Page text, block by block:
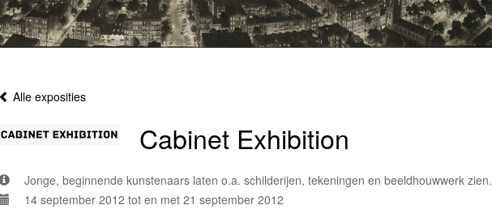
Alle exposities
Cabinet Exhibition
Jonge, beginnende kunstenaars laten o.a. schilderijen, tekeningen en beeldhouwwerk zien.
14 september 2012 tot en met 21 september 2012